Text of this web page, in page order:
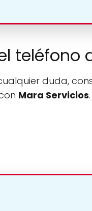
teléfono
duda,
Mara Servicios.